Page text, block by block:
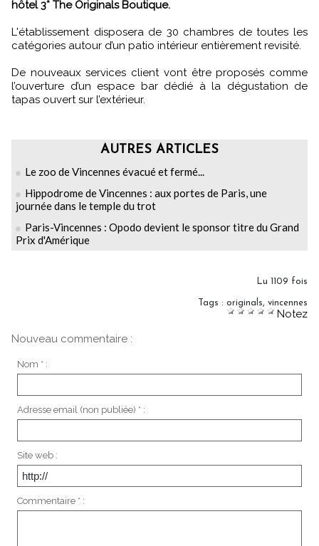
hôtel 3* The Originals Boutique.
L'établissement disposera de 30 chambres de toutes les
catégories autour d’un patio intérieur entièrement revisité.
De nouveaux services client vont être proposés comme
l’ouverture d’un espace bar dédié à la dégustation de
tapas ouvert sur l’extérieur.
AUTRES ARTICLES
Le zoo de Vincennes évacué et fermé...
Hippodrome de Vincennes : aux portes de Paris, une
journée dans le temple du trot
Paris-Vincennes : Opodo devient le sponsor titre du Grand
Prix d'Amérique
Lu 1109 fois
Tags : originals, vincennes
Notez
Nouveau commentaire :
Nom * :
Adresse email (non publiée) * :
Site web :
Commentaire * :